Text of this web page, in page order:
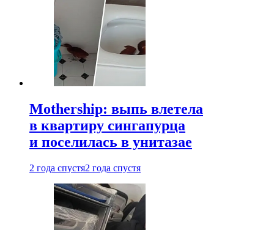
Mothership: выпь влетела
в квартиру сингапурца
и поселилась в унитазае
2 года спустя2 года спустя